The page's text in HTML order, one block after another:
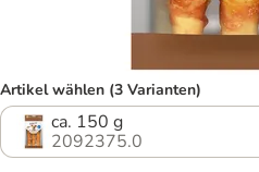
Artikel wählen (3 Varianten)
ca. 150 g
2092375.0